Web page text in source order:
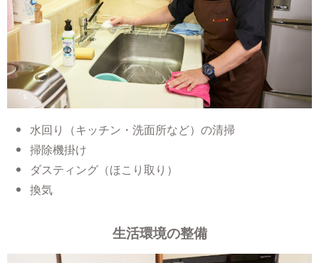
水回り（キッチン・洗面所など）の清掃
掃除機掛け
ダスティング（ほこり取り）
換気
生活環境の整備